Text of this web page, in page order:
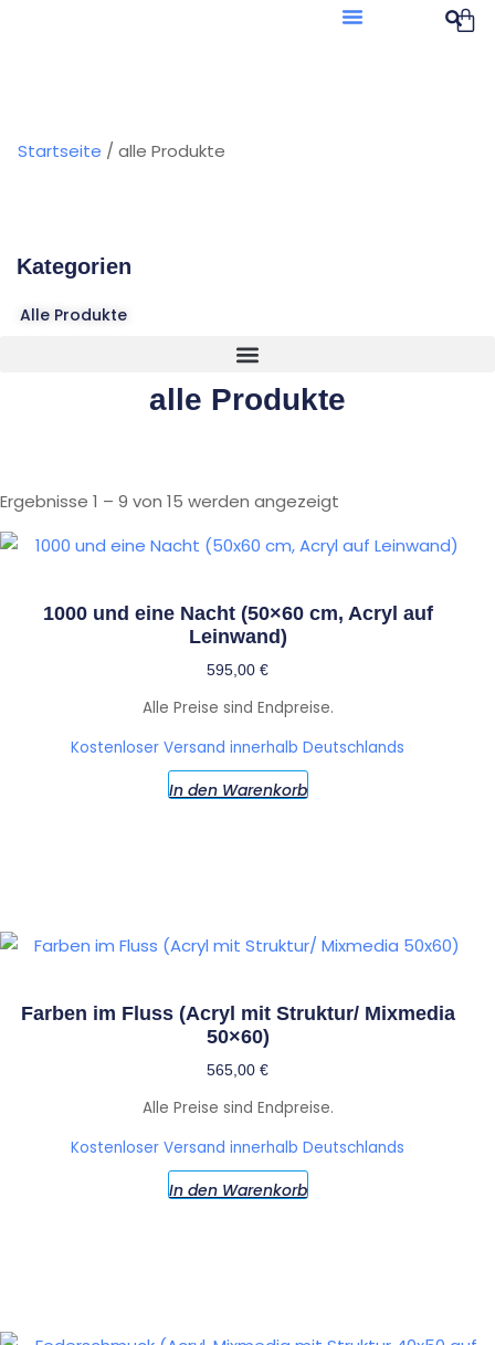
alle Produkte
Ergebnisse 1 – 9 von 15 werden angezeigt
1000 und eine Nacht (50×60 cm, Acryl auf
Leinwand)
595,00€
Alle Preise sind Endpreise.
Kostenloser Versand innerhalb Deutschlands
In den Warenkorb
Farben im Fluss (Acryl mit Struktur/ Mixmedia
50×60)
565,00€
Alle Preise sind Endpreise.
Kostenloser Versand innerhalb Deutschlands
In den Warenkorb
Startseite / alle Produkte
Kategorien
Alle Produkte